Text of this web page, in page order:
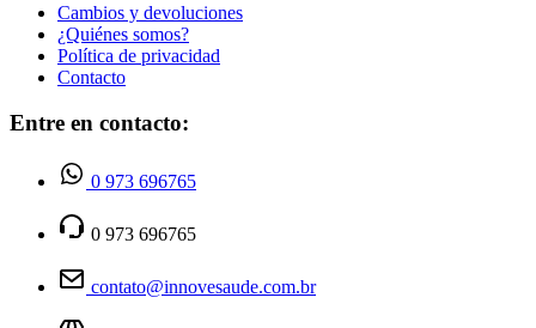
Cambios y devoluciones
¿Quiénes somos?
Política de privacidad
Contacto
Entre en contacto:
0 973 696765
0 973 696765
contato@innovesaude.com.br